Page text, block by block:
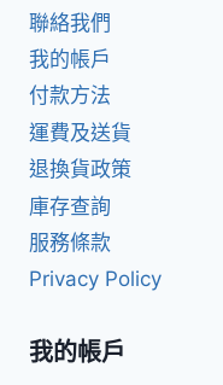
聯絡我們
我的帳戶
付款方法
運費及送貨
退換貨政策
庫存查詢
服務條款
Privacy Policy
我的帳戶